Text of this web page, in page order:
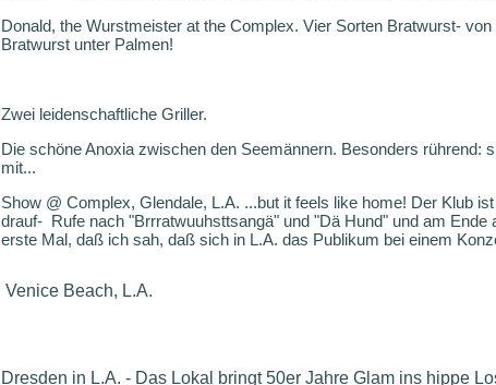
Donald, the Wurstmeister at the Complex. Vier Sorten Bratwurst-
Bratwurst unter Palmen!
Zwei leidenschaftliche Griller.
Die schöne Anoxia zwischen den Seemännern. Besonders
mit...
Show @ Complex, Glendale, L.A. ...but it feels like home! Der Klub
drauf- Rufe nach "Brrratwuuhsttsangä" und "Dä Hund" und am
erste Mal, daß ich sah, daß sich in L.A. das Publikum bei einem
Venice Beach, L.A.
Dresden in L.A. - Das Lokal bringt 50er Jahre Glam ins hippe